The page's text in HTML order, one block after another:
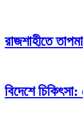
রাজশাহীতে
বিদেশে